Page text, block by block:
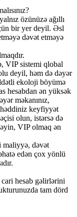
özünüzə ağıllı
bir yer deyil. Əsl
dəvət etməyə
VIP sistemi qlobal
deyil, həm də dəyər
ekoloji böyümə
hesabdan ən yüksək
məkanınız,
keyfiyyət
olun, istərsə də
VIP olmaq ən
maliyyə, dəvət
edən çox yönlü
hesab gəlirlərini
tam dörd